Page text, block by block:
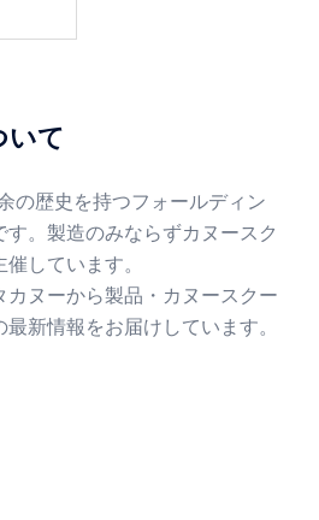
いて
の歴史を持つフォールディン
。製造のみならずカヌースク
しています。
カヌーから製品・カヌースクー
新情報をお届けしています。